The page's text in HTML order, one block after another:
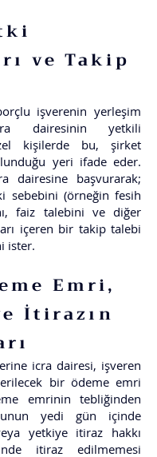
ve Takip
işverenin yerleşim
dairesinin yetkili
kişilerde bu, şirket
yeri ifade eder.
dairesine başvurarak;
sebebini (örneğin fesih
faiz talebini ve diğer
içeren bir takip talebi
ister.
Emri,
İtirazın
icra dairesi, işveren
bir ödeme emri
emrinin tebliğinden
yedi gün içinde
yetkiye itiraz hakkı
itiraz edilmemesi